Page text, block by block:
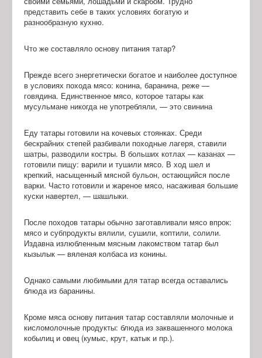
представить себе в таких условиях богатую и
разнообразную кухню.
Что же составляло основу питания татар?
Прежде всего энергетически богатое и наиболее доступное
в условиях похода мясо: конина, баранина, реже —
говядина. Единственное мясо, которое татары как
мусульмане никогда не употребляли, — это свинина
Еду татары готовили на кочевых стоянках. Среди
бескрайних степей разбивали походные лагеря, ставили
шатры, разводили костры. В больших котлах — казанах —
готовили пищу: варили и тушили мясо. В ход шел и
крепкий, насыщенный мясной бульон, остающийся после
варки. Часто готовили и жареное мясо, насаживая большие
куски навертел, — шашлыки.
После походов татары обычно заготавливали мясо впрок:
мясо и субпродукты вялили, сушили, коптили, солили.
Издавна излюбленным мясным лакомством татар был
кызылык — вяленая колбаса из конины.
Однако самыми любимыми для татар всегда оставались
блюда из баранины.
Кроме мяса основу питания татар составляли молочные и
кисломолочные продукты: блюда из заквашенного молока
кобылиц и овец (кумыс, крут, катык и пр.).